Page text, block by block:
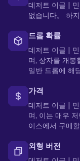
데저트 이글 |
없습니다。 하
드롭 확률
데저트 이글 |
며, 상자를 개
일반 드롭에 해
가격
데저트 이글 |
며, 이는 매우
이스에서 구매
외형 버전